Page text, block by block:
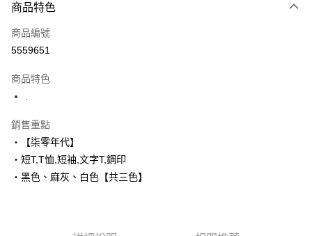
信用卡一次付款
超商取貨付款
街口支付
悠遊付
Google Pay
商品特色
商品編號
5559651
商品特色
銷售重點
‧【柒零年代】
‧短T,T恤,短袖,文字T,鋼印
‧黑色、麻灰、白色【共三色】